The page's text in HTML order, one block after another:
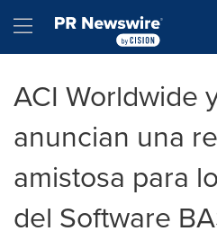
Hamburger menu
ACI Worldwide
anuncian una
amistosa para
del Software